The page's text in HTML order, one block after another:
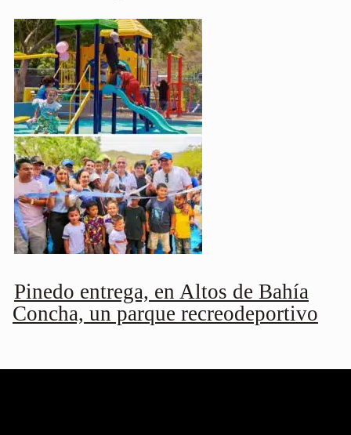
Pinedo entrega, en Altos de Bahía
Concha, un parque recreodeportivo